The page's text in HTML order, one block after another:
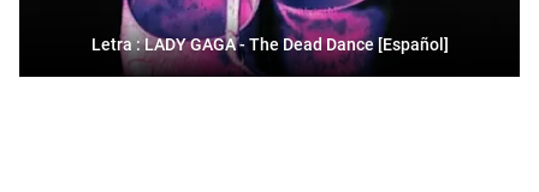
Letra : LADY GAGA - The Dead Dance [Español]